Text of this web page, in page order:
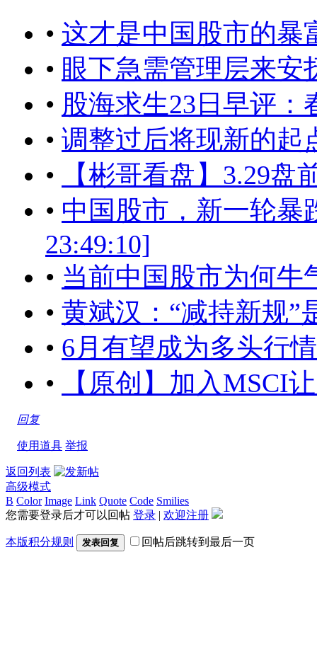
• 这才是中国股市的暴
• 眼下急需管理层来安
• 股海求生23日早评
• 调整过后将现新的起
•
【彬哥看盘】3.29
• 中国股市，新一轮暴
23:49:10]
• 当前中国股市为何牛
• 黄斌汉：“减持新规”
• 6月有望成为多头行
•
【原创】加入MSCI
回复
使用道具 举报
返回列表
高级模式
B Color Image Link Quote Code Smilies
您需要登录后才可以回帖 登录 | 欢迎注册
本版积分规则 发表回复 回帖后跳转到最后一页